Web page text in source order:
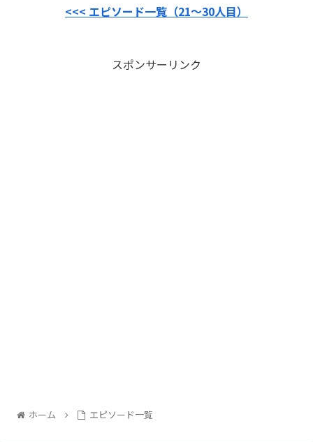
<<< エピソード一覧（21〜30人目）
スポンサーリンク
ホーム エピソード一覧